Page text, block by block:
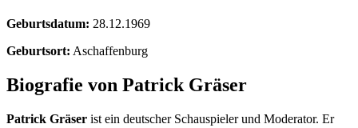
Geburtsdatum: 28.12.1969
Geburtsort: Aschaffenburg
Biografie von Patrick Gräser
Patrick Gräser ist ein deutscher Schauspieler und Moderator. Er